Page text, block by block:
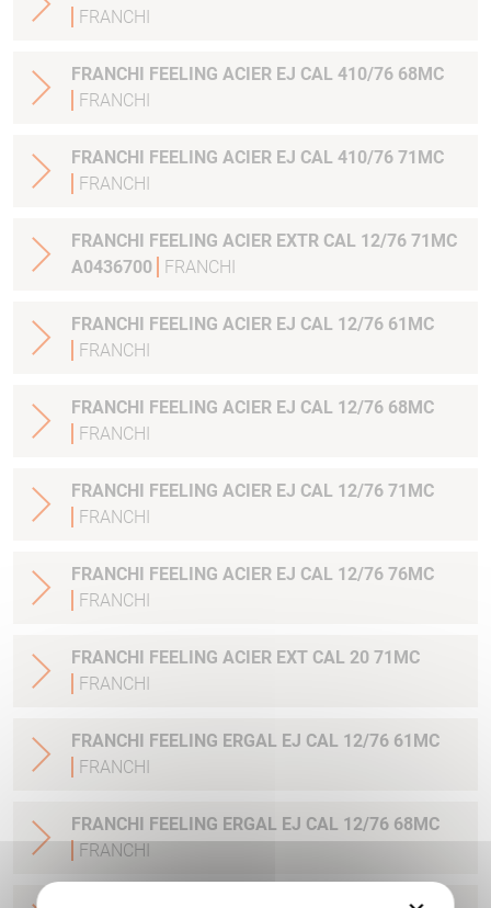
FRANCHI
FRANCHI FEELING ACIER EJ CAL 410/76 68MC
FRANCHI
FRANCHI FEELING ACIER EJ CAL 410/76 71MC
FRANCHI
FRANCHI FEELING ACIER EXTR CAL 12/76 71MC
A0436700
FRANCHI
FRANCHI FEELING ACIER EJ CAL 12/76 61MC
FRANCHI
FRANCHI FEELING ACIER EJ CAL 12/76 68MC
FRANCHI
FRANCHI FEELING ACIER EJ CAL 12/76 71MC
FRANCHI
FRANCHI FEELING ACIER EJ CAL 12/76 76MC
FRANCHI
FRANCHI FEELING ACIER EXT CAL 20 71MC
FRANCHI
FRANCHI FEELING ERGAL EJ CAL 12/76 61MC
FRANCHI
FRANCHI FEELING ERGAL EJ CAL 12/76 68MC
FRANCHI